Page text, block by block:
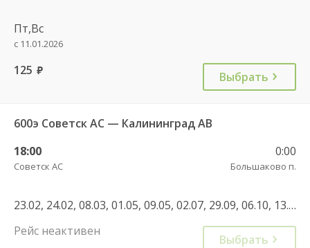
Пт,Вс
с 11.01.2026
125 руб. Выбрать
600э Советск АС — Калининград АВ
18:00
Советск АС
0:00
Большаково п.
23.02, 24.02, 08.03, 01.05, 09.05, 02.07, 29.09, 06.10, 13.10, 13.10, 20.10, 27.10, 03.11, 06.11, 10.11, 17.11, 24.11, 29.12, 30.12, 08.01
Рейс неактивен
Выбрать